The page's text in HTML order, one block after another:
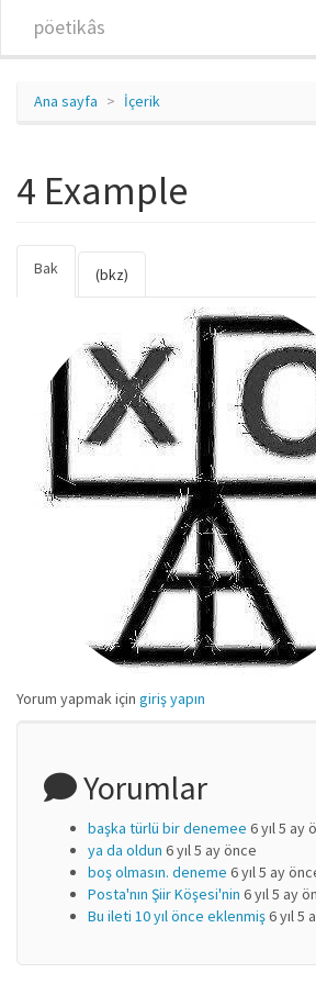
pöetikâs
Ana sayfa İçerik
4 Example
Birincil sekmeler
Bak
sekme)
(bkz)
4_example.jpg
Yorum yapmak için giriş yapın
Yorumlar
başka türlü bir denemee 6 yıl 5 ay
ya da oldun 6 yıl 5 ay önce
boş olmasın. deneme 6 yıl 5 ay
Posta'nın Şiir Köşesi'nin 6 yıl 5 ay
Bu ileti 10 yıl önce eklenmiş6 yıl 5